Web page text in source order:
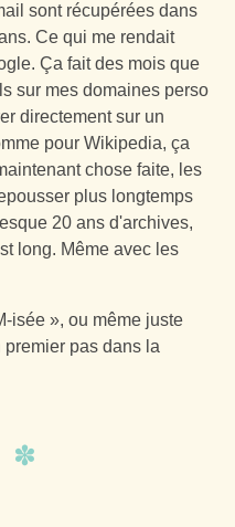
sont récupérées dans
Ce qui me rendait
Ça fait des mois que
sur mes domaines perso
directement sur un
pour Wikipedia, ça
chose faite, les
plus longtemps
20 ans d'archives,
long. Même avec les
isée », ou même juste
pas dans la